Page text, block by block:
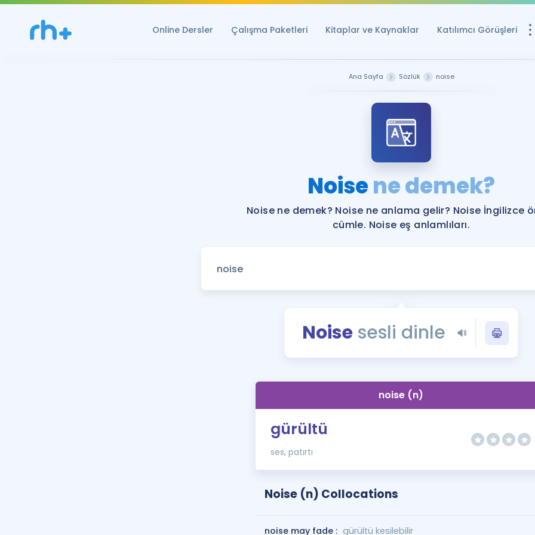
Online Dersler Çalışma Paketleri Kitaplar ve Kaynaklar Katılımcı Görüşleri
YDS ve YÖKDİL
Rehberlik Aracı
YDS ve YÖKDİL'e
Tüm ÖSYM
YDS - YÖKDİL
İngilizce Gramer
Ana Sayfa Sözlük noise
Noisene demek?
Noise ne demek? Noise ne anlama gelir? Noise İngilizce
cümle. Noise eş anlamlıları.
Noise sesli dinle
noise (n)
gürültü
ses, patırtı
Noise (n) Collocations
noise may fade : gürültü kesilebilir